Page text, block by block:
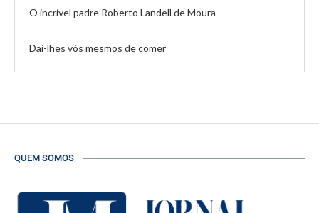
O incrível padre Roberto Landell de Moura
Dai-lhes vós mesmos de comer
QUEM SOMOS